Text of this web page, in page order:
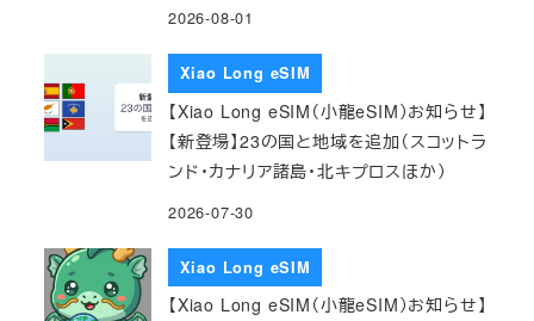
2026-08-01
Xiao Long eSIM
【Xiao Long eSIM（小龍eSIM）お知らせ】
【新登場】23の国と地域を追加（スコットラ
ンド・カナリア諸島・北キプロスほか）
2026-07-30
Xiao Long eSIM
【Xiao Long eSIM（小龍eSIM）お知らせ】